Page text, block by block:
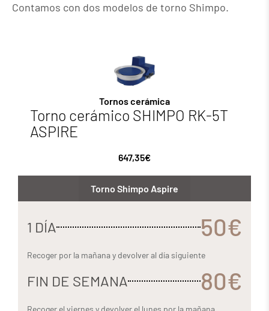
Contamos con dos modelos de torno Shimpo.
Tornos cerámica
Torno cerámico SHIMPO RK-5T
ASPIRE
647,35€
Torno Shimpo Aspire
1 DÍA 50€
Recoger por la mañana y devolver al día siguiente
FIN DE SEMANA 80€
Recoger el viernes y devolver el lunes por la mañana